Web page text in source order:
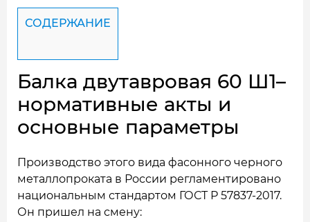
СОДЕРЖАНИЕ
Балка двутавровая 60 Ш1–
нормативные акты и
основные параметры
Производство этого вида фасонного черного
металлопроката в России регламентировано
национальным стандартом ГОСТ Р 57837-2017.
Он пришел на смену: